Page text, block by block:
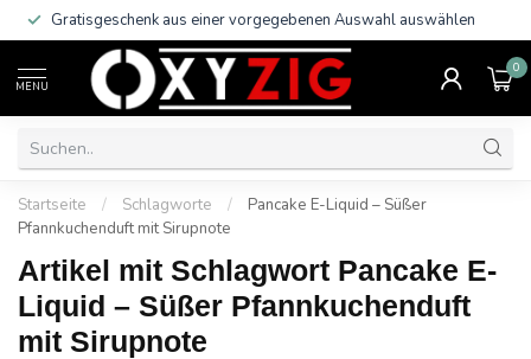
Gratisgeschenk aus einer vorgegebenen Auswahl auswählen
MENU
0
Startseite / Schlagworte /
Pancake E-Liquid – Süßer
Pfannkuchenduft mit Sirupnote
Artikel mit Schlagwort Pancake E-
Liquid – Süßer Pfannkuchenduft
mit Sirupnote